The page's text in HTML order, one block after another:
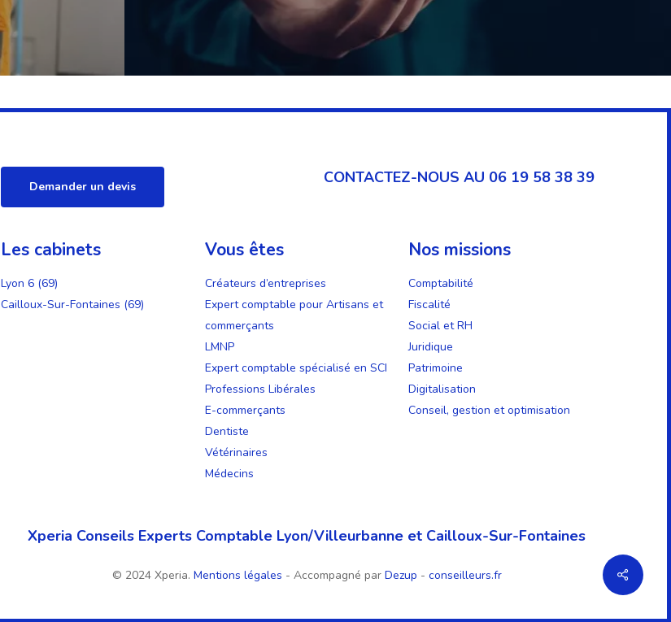
Demander un devis CONTACTEZ-NOUS AU 06 19 58 38 39
Les cabinets
Lyon 6 (69)
Cailloux-Sur-Fontaines (69)
Vous êtes
Créateurs d’entreprises
Expert comptable pour Artisans et
commerçants
LMNP
Expert comptable spécialisé en SCI
Professions Libérales
E-commerçants
Dentiste
Vétérinaires
Médecins
Nos missions
Comptabilité
Fiscalité
Social et RH
Juridique
Patrimoine
Digitalisation
Conseil, gestion et optimisation
Xperia Conseils Experts Comptable Lyon/Villeurbanne et Cailloux-Sur-Fontaines
© 2024 Xperia. Mentions légales - Accompagné par Dezup - conseilleurs.fr